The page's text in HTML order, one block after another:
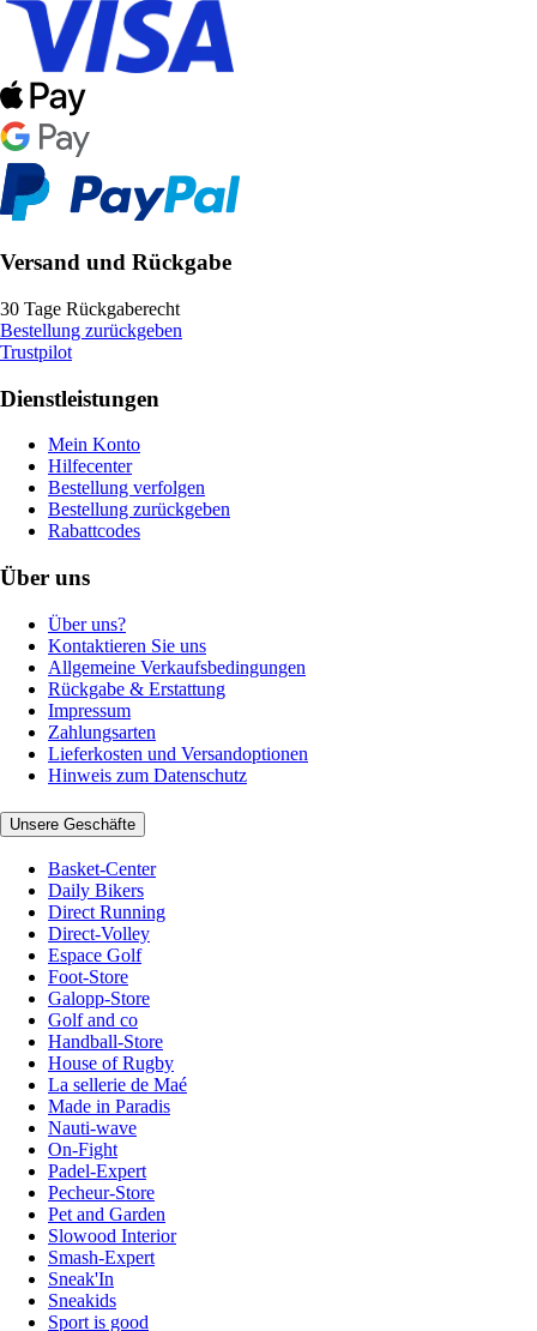
Versand und Rückgabe
30 Tage Rückgaberecht
Bestellung zurückgeben
Trustpilot
Dienstleistungen
Mein Konto
Hilfecenter
Bestellung verfolgen
Bestellung zurückgeben
Rabattcodes
Über uns
Über uns?
Kontaktieren Sie uns
Allgemeine Verkaufsbedingungen
Rückgabe & Erstattung
Impressum
Zahlungsarten
Lieferkosten und Versandoptionen
Hinweis zum Datenschutz
Unsere Geschäfte
Basket-Center
Daily Bikers
Direct Running
Direct-Volley
Espace Golf
Foot-Store
Galopp-Store
Golf and co
Handball-Store
House of Rugby
La sellerie de Maé
Made in Paradis
Nauti-wave
On-Fight
Padel-Expert
Pecheur-Store
Pet and Garden
Slowood Interior
Smash-Expert
Sneak'In
Sneakids
Sport is good